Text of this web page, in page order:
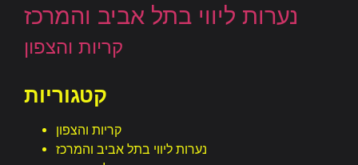
נערות ליווי בתל אביב והמרכז
קריות והצפון
קטגוריות
קריות והצפון
נערות ליווי בתל אביב והמרכז